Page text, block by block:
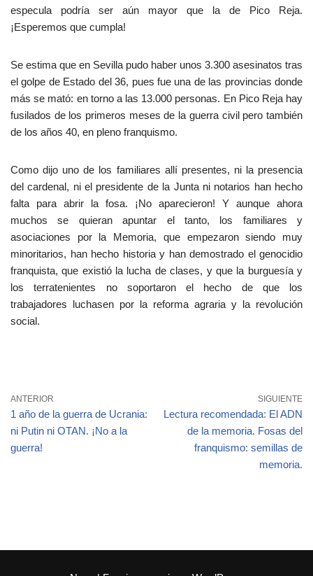
especula podría ser aún mayor que la de Pico Reja.
¡Esperemos que cumpla!
Se estima que en Sevilla pudo haber unos 3.300 asesinatos tras
el golpe de Estado del 36, pues fue una de las provincias donde
más se mató: en torno a las 13.000 personas. En Pico Reja hay
fusilados de los primeros meses de la guerra civil pero también
de los años 40, en pleno franquismo.
Como dijo uno de los familiares allí presentes, ni la presencia
del cardenal, ni el presidente de la Junta ni notarios han hecho
falta para abrir la fosa. ¡No aparecieron! Y aunque ahora
muchos se quieran apuntar el tanto, los familiares y
asociaciones por la Memoria, que empezaron siendo muy
minoritarios, han hecho historia y han demostrado el genocidio
franquista, que existió la lucha de clases, y que la burguesía y
los terratenientes no soportaron el hecho de que los
trabajadores luchasen por la reforma agraria y la revolución
social.
ANTERIOR
1 año de la guerra de Ucrania:
ni Putin ni OTAN. ¡No a la
guerra!
SIGUIENTE
Lectura recomendada: El ADN
de la memoria. Fosas del
franquismo: semillas de
memoria.